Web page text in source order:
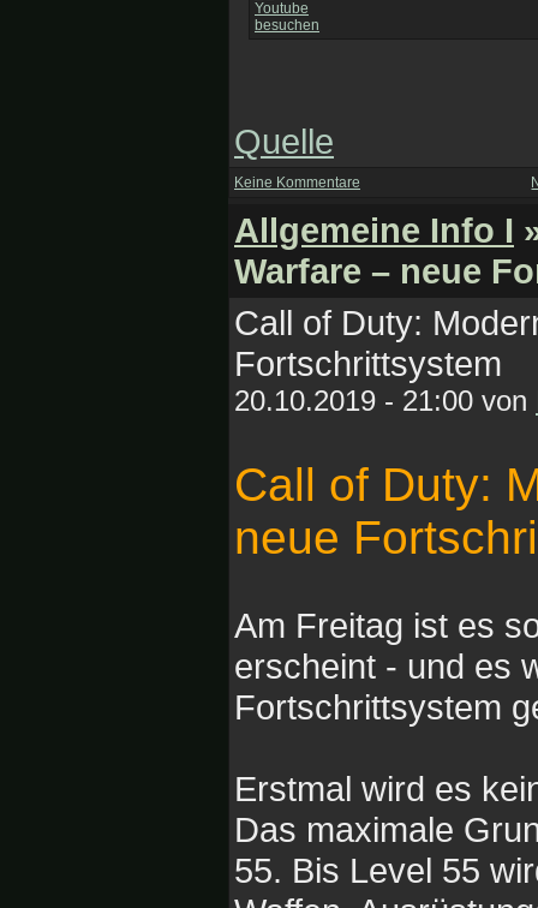
Quelle
Keine Kommentare
Allgemeine Info I
Warfare – neue
Call of Duty:
Fortschrittsystem
20.10.2019 - 21:00 von
Call of Duty:
neue
Am Freitag ist es
erscheint - und es
Fortschrittsystem
Erstmal wird es
Das maximale
55. Bis Level 55